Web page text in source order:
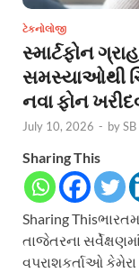
ટેકનોલોજી
સ્માર્ટફોન
સમસ્યાઓથી
નવા ફોન
July 10, 2026 - bySB
Sharing This
Sharing Thisભારતમાં
તાજેતરના
વપરાશકર્તાઓ